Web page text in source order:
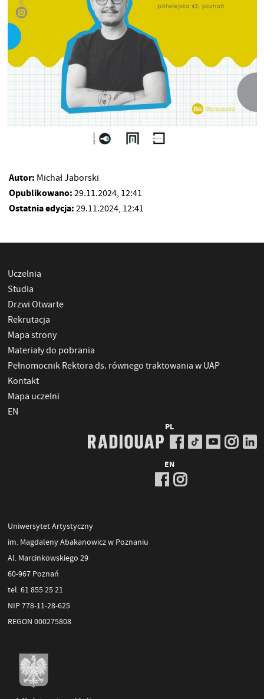
Autor: Michał Jaborski
Opublikowano: 29.11.2024, 12:41
Ostatnia edycja: 29.11.2024, 12:41
Uczelnia
Studia
Drzwi Otwarte
Rekrutacja
Mapa strony
Materiały do pobrania
Pełnomocnik Rektora ds. równego traktowania w UAP
Kontakt
Mapa uczelni
EN
PL
EN
Uniwersytet Artystyczny
im. Magdaleny Abakanowicz w Poznaniu
Al. Marcinkowskiego 29
60-967 Poznań
tel. 61 855 25 21
NIP 778-11-28-625
REGON 000275808